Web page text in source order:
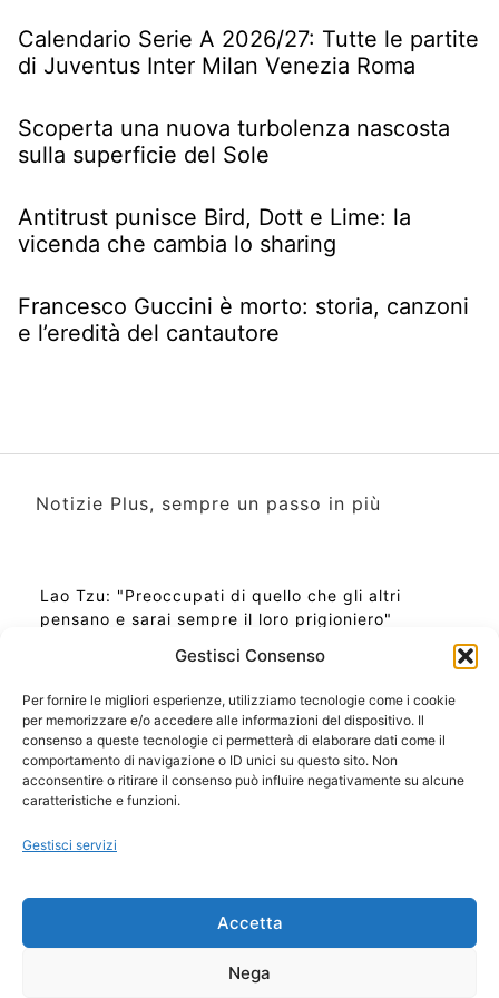
Gestisci Consenso
Per fornire le migliori esperienze, utilizziamo tecnologie come i cookie
per memorizzare e/o accedere alle informazioni del dispositivo. Il
consenso a queste tecnologie ci permetterà di elaborare dati come il
comportamento di navigazione o ID unici su questo sito. Non
acconsentire o ritirare il consenso può influire negativamente su alcune
caratteristiche e funzioni.
Gestisci servizi
Accetta
Nega
Calendario Serie A 2026/27: Tutte le partite
di Juventus Inter Milan Venezia Roma
Scoperta una nuova turbolenza nascosta
sulla superficie del Sole
Antitrust punisce Bird, Dott e Lime: la
vicenda che cambia lo sharing
Francesco Guccini è morto: storia, canzoni
e l’eredità del cantautore
Notizie Plus, sempre un passo in più
Lao Tzu: "Preoccupati di quello che gli altri
pensano e sarai sempre il loro prigioniero"
Ora Esatta in Italia in questo momento
Ti Senti Strano Ultimamente? Potrebbe Essere per
la Risonanza di Schumann
Come Sapere Se Stai Ascendendo alla Quinta
Copyright 2026 NotiziePlus.com
📰 Contenuto Umano Verificato